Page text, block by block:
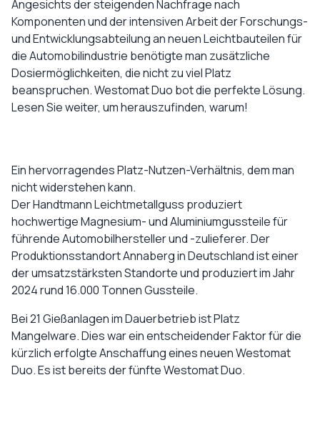
Angesichts der steigenden Nachfrage nach
Komponenten und der intensiven Arbeit der Forschungs-
und Entwicklungsabteilung an neuen Leichtbauteilen für
die Automobilindustrie benötigte man zusätzliche
Dosiermöglichkeiten, die nicht zu viel Platz
beanspruchen. Westomat Duo bot die perfekte Lösung.
Lesen Sie weiter, um herauszufinden, warum!
Ein hervorragendes Platz-Nutzen-Verhältnis, dem man
nicht widerstehen kann.
Der Handtmann Leichtmetallguss produziert
hochwertige Magnesium- und Aluminiumgussteile für
führende Automobilhersteller und -zulieferer. Der
Produktionsstandort Annaberg in Deutschland ist einer
der umsatzstärksten Standorte und produziert im Jahr
2024 rund 16.000 Tonnen Gussteile.
Bei 21 Gießanlagen im Dauerbetrieb ist Platz
Mangelware. Dies war ein entscheidender Faktor für die
kürzlich erfolgte Anschaffung eines neuen Westomat
Duo. Es ist bereits der fünfte Westomat Duo.